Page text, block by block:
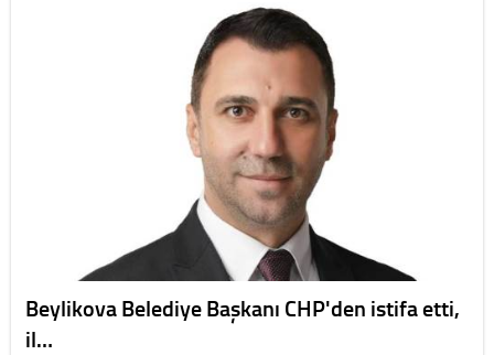
Beylikova Belediye Başkanı CHP'den istifa etti,
il…